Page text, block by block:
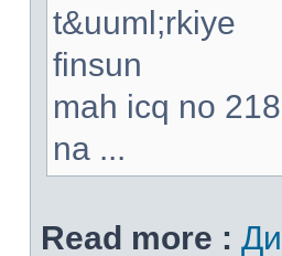
t&uuml;rkiye
finsun
mah icq no
na ...
Read more :